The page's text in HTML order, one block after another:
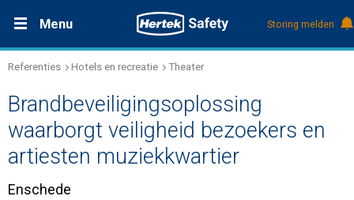
Menu
Oplossingen
Producten
Storing melden
Productdocumentatie (DMS)
+31 (0)495 584111
Referenties Hotels en recreatie Theater
Brandbeveiligingsoplossing
waarborgt veiligheid bezoekers en
artiesten muziekkwartier
Enschede